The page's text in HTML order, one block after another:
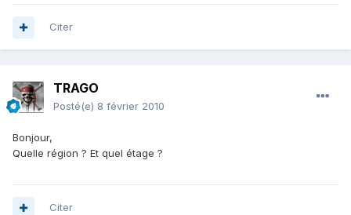
Citer
TRAGO
Posté(e) 8 février 2010
Bonjour,
Quelle région ? Et quel étage ?
Citer